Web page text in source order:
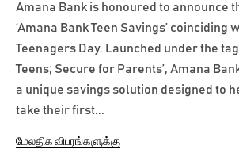
Amana Bank is honoured to announce
‘Amana Bank Teen Savings’ coinciding
Teenagers Day. Launched under the
Teens; Secure for Parents’, Amana
a unique savings solution designed to
take their first...
மேலதிக விபரங்களுக்கு